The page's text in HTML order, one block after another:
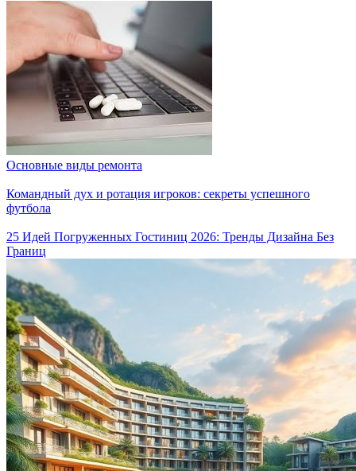
Основные виды ремонта
Командный дух и ротация игроков: секреты успешного
футбола
25 Идей Погруженных Гостиниц 2026: Тренды Дизайна Без
Границ